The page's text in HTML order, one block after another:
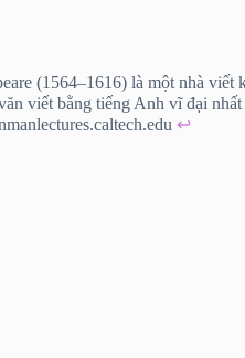
(1564–1616) là một nhà
viết bằng tiếng Anh vĩ đại
↩︎